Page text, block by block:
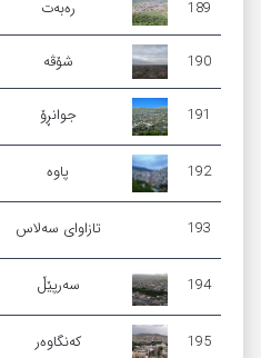
189 ره‌به‌ت
190 شۆڤە
191 جوانڕۆ
192 پاوە
193 تازاوای سەلاس
194 سەرپێڵ
195 کەنگاوەر